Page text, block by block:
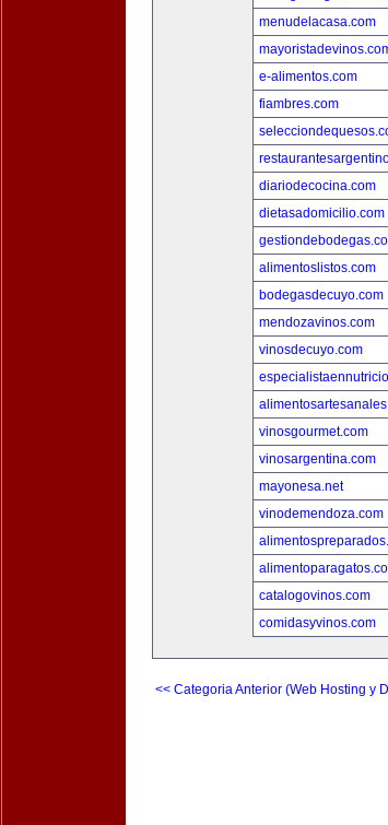
menudelacasa.com
e-alimentos.com
fiambres.com
diariodecocina.com
dietasadomicilio.com
alimentoslistos.com
bodegasdecuyo.com
mendozavinos.com
vinosdecuyo.com
vinosgourmet.com
vinosargentina.com
mayonesa.net
vinodemendoza.com
catalogovinos.com
comidasyvinos.com
<< Categoria Anterior (Web Hosting y